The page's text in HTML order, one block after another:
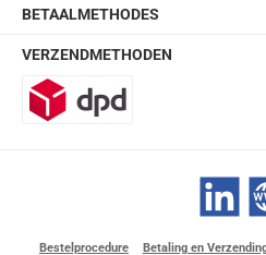
BETAALMETHODES
VERZENDMETHODEN
LinkedIn
Bestelprocedure Betaling en